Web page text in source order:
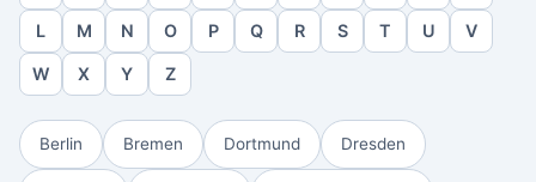
L M N O P Q R S T U V
W X Y Z
Berlin Bremen Dortmund Dresden